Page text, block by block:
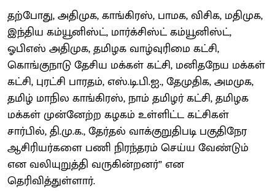
தற்போது, அதிமுக, காங்கிரஸ், பாமக, விசிக, மதிமுக,
இந்திய கம்யூனிஸ்ட், மார்க்சிஸ்ட் கம்யூனிஸ்ட்,
ஓபிஎஸ் அதிமுக, தமிழக வாழ்வுரிமை கட்சி,
கொங்குநாடு தேசிய மக்கள் கட்சி, மனிதநேய மக்கள்
கட்சி, புரட்சி பாரதம், எஸ்.டி.பி.ஐ., தேமுதிக, அமமுக,
தமிழ் மாநில காங்கிரஸ், நாம் தமிழர் கட்சி, தமிழக
மக்கள் முன்னேற்ற கழகம் உள்ளிட்ட கட்சிகள்
சார்பில், தி.மு.க., தேர்தல் வாக்குறுதிபடி பகுதிநேர
ஆசிரியர்களை பணி நிரந்தரம் செய்ய வேண்டும்
என வலியுறுத்தி வருகின்றனர்” என
தெரிவித்துள்ளார்.